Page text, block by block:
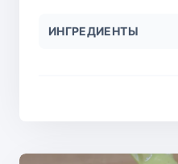
ИНГРЕДИЕНТЫ